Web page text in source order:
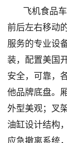
飞机食品
前后左右移动
服务的专业设
装，配置美国
安全，可靠，
他品牌底盘。
外型美观；叉
油缸设计结构